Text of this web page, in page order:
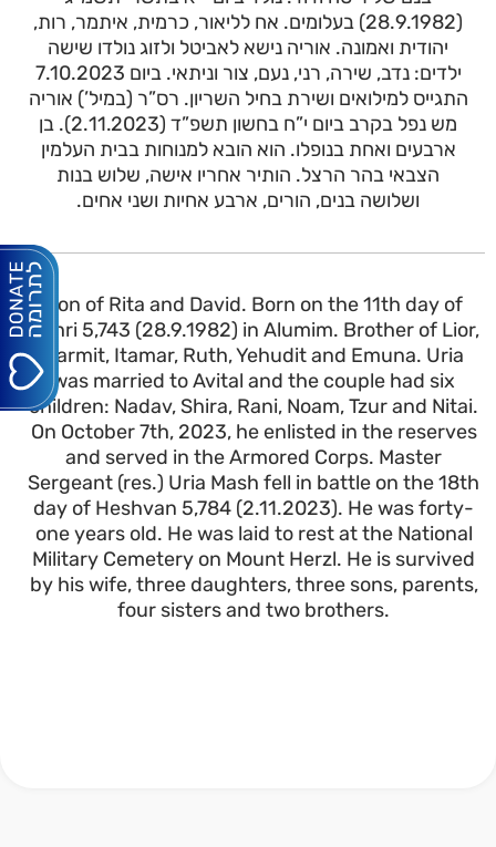
Son of Rita and David. Born on the 11th day of
Tishri 5,743 (28.9.1982) in Alumim. Brother of Lior,
Carmit, Itamar, Ruth, Yehudit and Emuna. Uria
was married to Avital and the couple had six
children: Nadav, Shira, Rani, Noam, Tzur and Nitai.
On October 7th, 2023, he enlisted in the reserves
and served in the Armored Corps. Master
Sergeant (res.) Uria Mash fell in battle on the 18th
day of Heshvan 5,784 (2.11.2023). He was forty-
one years old. He was laid to rest at the National
Military Cemetery on Mount Herzl. He is survived
by his wife, three daughters, three sons, parents,
four sisters and two brothers.
(28.9.1982) בעלומים. אח לליאור, כרמית, איתמר, רות,
יהודית ואמונה. אוריה נישא לאביטל ולזוג נולדו שישה
ילדים: נדב, שירה, רני, נעם, צור וניתאי. ביום 7.10.2023
התגייס למילואים ושירת בחיל השריון. רס”ר (במיל’) אוריה
מש נפל בקרב ביום י”ח בחשון תשפ”ד (2.11.2023). בן
ארבעים ואחת בנופלו. הוא הובא למנוחות בבית העלמין
הצבאי בהר הרצל. הותיר אחריו אישה, שלוש בנות
ושלושה בנים, הורים, ארבע אחיות ושני אחים.